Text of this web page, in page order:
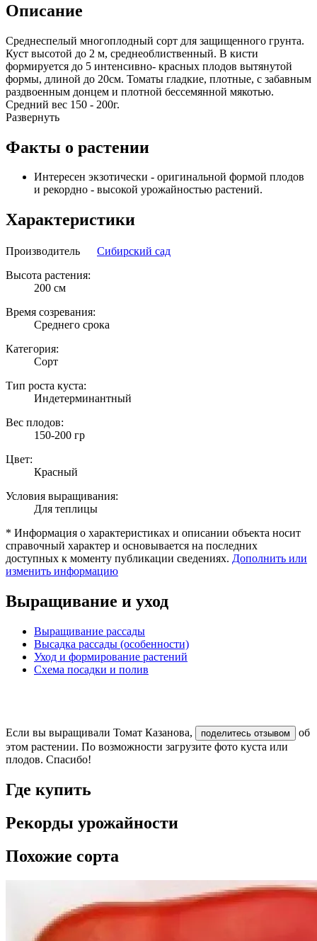
Описание
Среднеспелый многоплодный сорт для защищенного грунта.
Куст высотой до 2 м, среднеоблиственный. В кисти
формируется до 5 интенсивно- красных плодов вытянутой
формы, длиной до 20см. Томаты гладкие, плотные, с забавным
раздвоенным донцем и плотной бессемянной мякотью.
Средний вес 150 - 200г.
Развернуть
Факты о растении
Интересен экзотически - оригинальной формой плодов
и рекордно - высокой урожайностью растений.
Характеристики
Производитель
Сибирский сад
Высота растения:
200 см
Время созревания:
Среднего срока
Категория:
Сорт
Тип роста куста:
Индетерминантный
Вес плодов:
150-200 гр
Цвет:
Красный
Условия выращивания:
Для теплицы
* Информация о характеристиках и описании объекта носит
справочный характер и основывается на последних
доступных к моменту публикации сведениях. Дополнить или
изменить информацию
Выращивание и уход
Выращивание рассады
Высадка рассады (особенности)
Уход и формирование растений
Схема посадки и полив
Если вы выращивали Томат Казанова, поделитесь отзывом
об
этом растении. По возможности загрузите фото куста или
плодов. Спасибо!
Где купить
Рекорды урожайности
Похожие сорта